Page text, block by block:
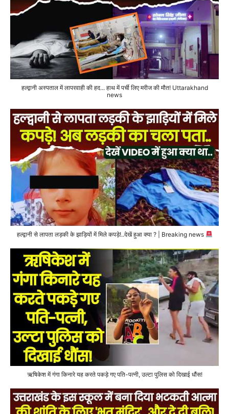
हल्द्वानी अस्पताल में लापरवाही की हद... हाथ में पर्ची लिए मरीज की मौत! Uttarakhand
news
हल्द्वानी से लापता लड़की के झाड़ियों में मिले कपड़े!..देखें हुआ क्या ? | Breaking news
ऋषिकेश में गंगा किनारे यह करते पकड़े गए पति-पत्नी, उल्टा पुलिस को दिखाई धौंस!